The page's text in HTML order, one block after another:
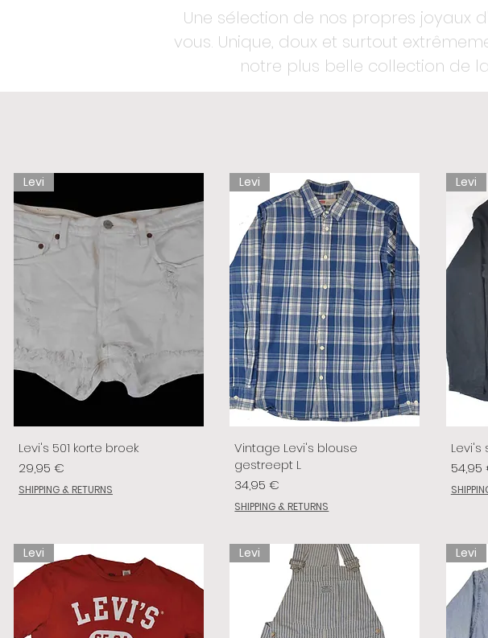
Une sélection de nos propres joyaux
vous. Unique, doux et surtout
notre plus belle collection de
Levi
Levi's 501 korte broek
Prix
29,95 €
SHIPPING & RETURNS
Levi
Vintage Levi's blouse
gestreept L
Prix
34,95 €
SHIPPING & RETURNS
Levi
Levi's
Prix
54,95
Levi Levi Levi